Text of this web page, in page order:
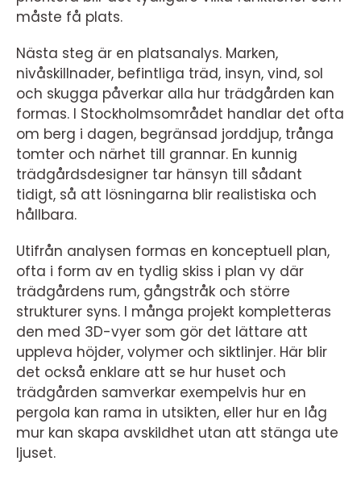
måste få plats.
Nästa steg är en platsanalys. Marken,
nivåskillnader, befintliga träd, insyn, vind, sol
och skugga påverkar alla hur trädgården kan
formas. I Stockholmsområdet handlar det ofta
om berg i dagen, begränsad jorddjup, trånga
tomter och närhet till grannar. En kunnig
trädgårdsdesigner tar hänsyn till sådant
tidigt, så att lösningarna blir realistiska och
hållbara.
Utifrån analysen formas en konceptuell plan,
ofta i form av en tydlig skiss i plan vy där
trädgårdens rum, gångstråk och större
strukturer syns. I många projekt kompletteras
den med 3D-vyer som gör det lättare att
uppleva höjder, volymer och siktlinjer. Här blir
det också enklare att se hur huset och
trädgården samverkar exempelvis hur en
pergola kan rama in utsikten, eller hur en låg
mur kan skapa avskildhet utan att stänga ute
ljuset.